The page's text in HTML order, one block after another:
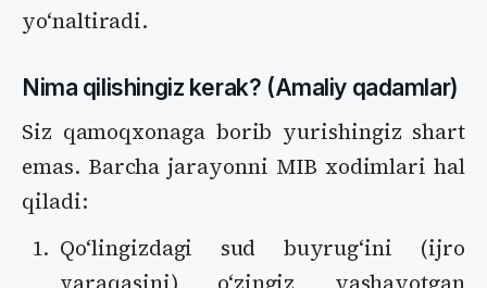
yoʻnaltiradi.
Nima qilishingiz kerak? (Amaliy qadamlar)
Siz qamoqxonaga borib yurishingiz shart
emas. Barcha jarayonni MIB xodimlari hal
qiladi:
Qoʻlingizdagi sud buyrugʻini (ijro